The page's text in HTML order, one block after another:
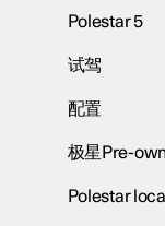
Polestar 5
试驾
配置
极星Pre-
Polestar